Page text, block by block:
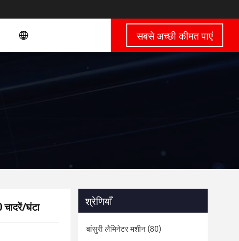
सबसे अच्छी कीमत पाएं
चादरें/घंटा श्रेणियाँ
बांसुरी लैमिनेटर मशीन(80)